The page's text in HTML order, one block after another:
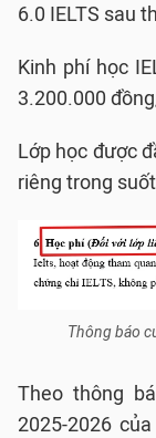
6.0 IELTS sau
Kinh phí học
3.200.000
Lớp học được
riêng trong
Thông báo
Theo thông
2025-2026 của